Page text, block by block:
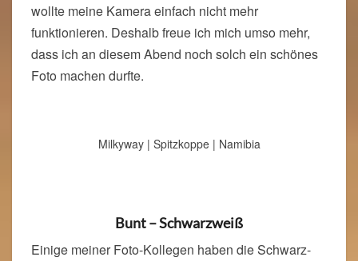
wollte meine Kamera einfach nicht mehr
funktionieren. Deshalb freue ich mich umso mehr,
dass ich an diesem Abend noch solch ein schönes
Foto machen durfte.
Milkyway | Spitzkoppe | Namibia
Bunt – Schwarzweiß
Einige meiner Foto-Kollegen haben die Schwarz-